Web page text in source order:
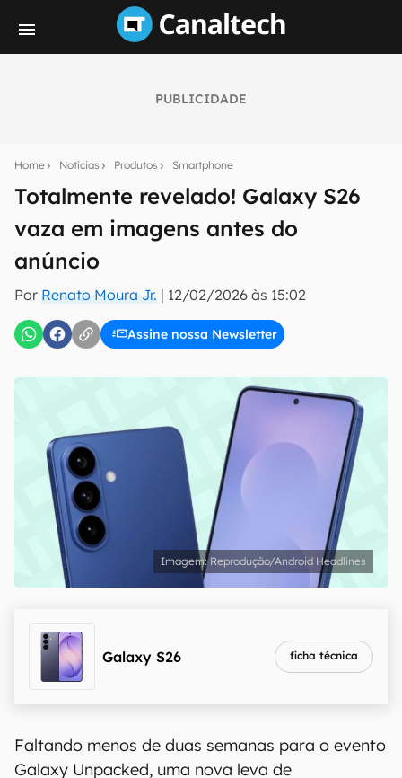
PUBLICIDADE
Home Notícias Produtos Smartphone
Totalmente revelado! Galaxy S26
vaza em imagens antes do
anúncio
Por Renato Moura Jr. | 12/02/2026 às 15:02
Assine nossa Newsletter
notícias e reviews sobre tecnologia em primeira
mão.
E-mail
inscreva-se
Uso e Política de Privacidade do Canaltech.
Reprodução/Android Headlines
Galaxy S26 ficha técnica
Faltando menos de duas semanas para o evento
Galaxy Unpacked, uma nova leva de